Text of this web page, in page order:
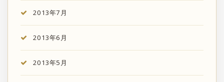
2013年7月
2013年6月
2013年5月